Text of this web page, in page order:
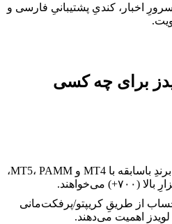
اخبار، کندیِ پشتیبانیِ فارسی و
برای چه کسی
معامله‌گرانی که یک برندِ باسابقه با MT4 و MT5، PAMM،
می‌خواهند.
از طریقِ کریپتو/پرفکت‌مانی
اهمیت می‌دهند.